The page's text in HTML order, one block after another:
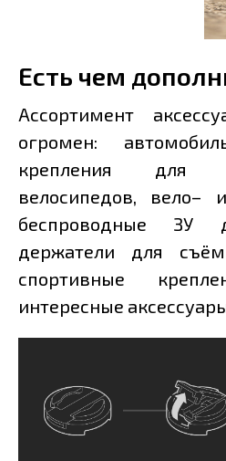
Есть чем
Ассортимент
огромен:
крепления для
велосипедов, вело–
беспроводные ЗУ
держатели для
спортивные
интересные